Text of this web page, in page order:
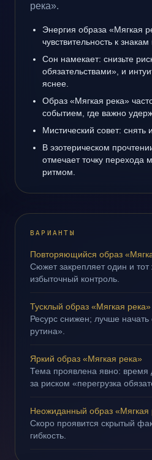
река».
Энергия образа «Мягкая
чувствительность к
Сон намекает: снизьте
обязательствами», и
яснее.
Образ «Мягкая река»
событием, где важно
Мистический совет: снять
В эзотерическом
отмечает точку
ритмом.
ВАРИАНТЫ
Повторяющийся образ
Сюжет закрепляет один и тот
избыточный контроль.
Тусклый образ «Мягкая река»
Ресурс снижен; лучше начать
рутина».
Яркий образ «Мягкая река»
Тема проявлена явно: время
за риском «перегрузка
Неожиданный образ «Мягкая
Скоро проявится скрытый
гибкость.